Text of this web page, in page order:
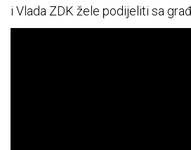
i Vlada ZDK žele podijeliti sa